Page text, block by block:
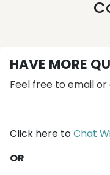
HAVE MORE
Feel free to email
Click here toChat
OR